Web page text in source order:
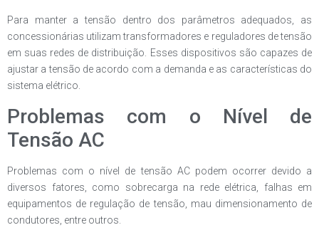
Para manter a tensão dentro dos parâmetros adequados, as
concessionárias utilizam transformadores e reguladores de tensão
em suas redes de distribuição. Esses dispositivos são capazes de
ajustar a tensão de acordo com a demanda e as características do
sistema elétrico.
Problemas com o Nível de
Tensão AC
Problemas com o nível de tensão AC podem ocorrer devido a
diversos fatores, como sobrecarga na rede elétrica, falhas em
equipamentos de regulação de tensão, mau dimensionamento de
condutores, entre outros.